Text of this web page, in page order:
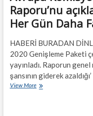
Raporu’nu
Her Gün Daha
HABERİ BURADAN
2020 Genişleme Paketi
yayınladı. Raporun genel
şansının giderek
View MoreAvrupa